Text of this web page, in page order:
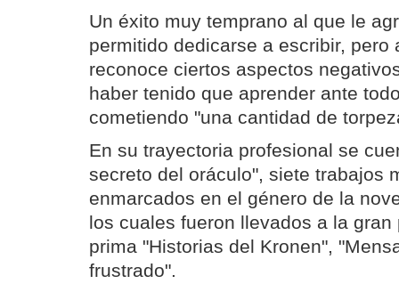
Un éxito muy temprano al que le
permitido dedicarse a escribir, pero
reconoce ciertos aspectos
haber tenido que aprender ante
cometiendo "una cantidad de
En su trayectoria profesional se
secreto del oráculo", siete trabajos
enmarcados en el género de la
los cuales fueron llevados a la
prima "Historias del Kronen",
frustrado".